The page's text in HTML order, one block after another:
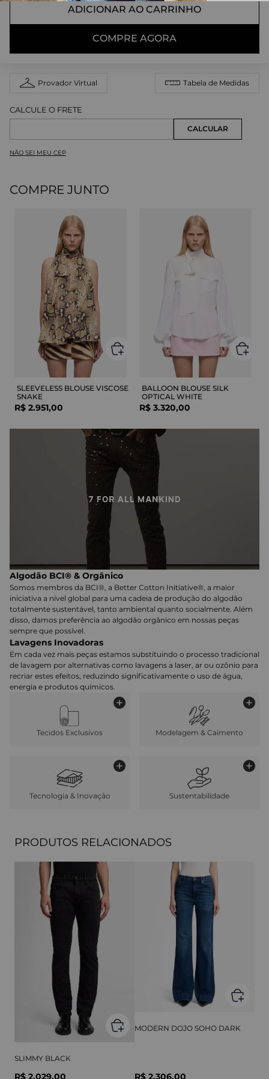
ADICIONAR AO CARRINHO
COMPRE AGORA
Provador Virtual Tabela de Medidas
NÃO SEI MEU CEP
COMPRE JUNTO
SLEEVELESS BLOUSE VISCOSE
SNAKE
R$ 2.951,00
BALLOON BLOUSE SILK
OPTICAL WHITE
R$ 3.320,00
Algodão BCI® & Orgânico
Somos membros da BCI®, a Better Cotton Initiative®, a maior
iniciativa a nível global para uma cadeia de produção do algodão
totalmente sustentável, tanto ambiental quanto socialmente. Além
disso, damos preferência ao algodão orgânico em nossas peças
sempre que possível.
Lavagens Inovadoras
Em cada vez mais peças estamos substituindo o processo tradicional
de lavagem por alternativas como lavagens a laser, ar ou ozônio para
recriar estes efeitos, reduzindo significativamente o uso de água,
energia e produtos químicos.
Tecidos Exclusivos Modelagem & Caimento
Tecnologia & Inovação Sustentabilidade
PRODUTOS RELACIONADOS
SLIMMY BLACK
R$ 2.029,00
MODERN DOJO SOHO DARK
R$ 2.306,00